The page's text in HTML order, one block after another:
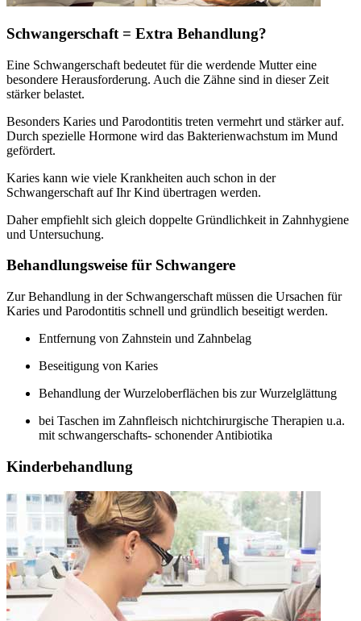
Schwangerschaft = Extra Behandlung?
Eine Schwangerschaft bedeutet für die werdende Mutter eine
besondere Herausforderung. Auch die Zähne sind in dieser Zeit
stärker belastet.
Besonders Karies und Parodontitis treten vermehrt und stärker auf.
Durch spezielle Hormone wird das Bakterienwachstum im Mund
gefördert.
Karies kann wie viele Krankheiten auch schon in der
Schwangerschaft auf Ihr Kind übertragen werden.
Daher empfiehlt sich gleich doppelte Gründlichkeit in Zahnhygiene
und Untersuchung.
Behandlungsweise für Schwangere
Zur Behandlung in der Schwangerschaft müssen die Ursachen für
Karies und Parodontitis schnell und gründlich beseitigt werden.
Entfernung von Zahnstein und Zahnbelag
Beseitigung von Karies
Behandlung der Wurzeloberflächen bis zur Wurzelglättung
bei Taschen im Zahnfleisch nichtchirurgische Therapien u.a.
mit schwangerschafts- schonender Antibiotika
Kinderbehandlung